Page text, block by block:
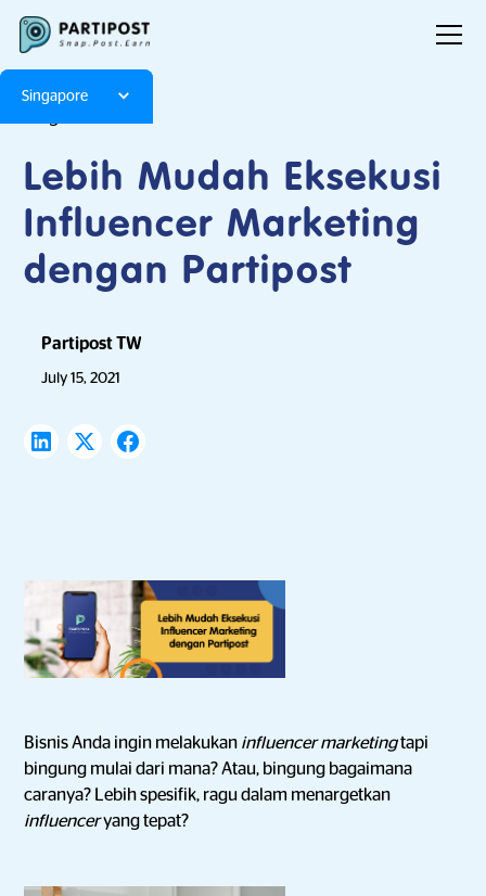
Singapore
Lebih Mudah Eksekusi
Influencer Marketing
dengan Partipost
Partipost TW
July 15, 2021
Bisnis Anda ingin melakukan influencer marketingtapi
bingung mulai dari mana? Atau, bingung bagaimana
caranya? Lebih spesifik, ragu dalam menargetkan
influenceryang tepat?